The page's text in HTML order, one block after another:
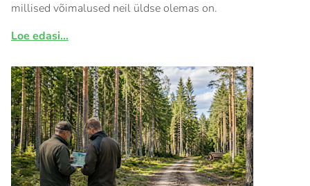
millised võimalused neil üldse olemas on.
Loe edasi...